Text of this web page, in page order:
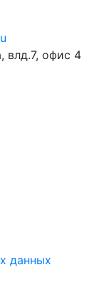
влд.7, офис 4
данных